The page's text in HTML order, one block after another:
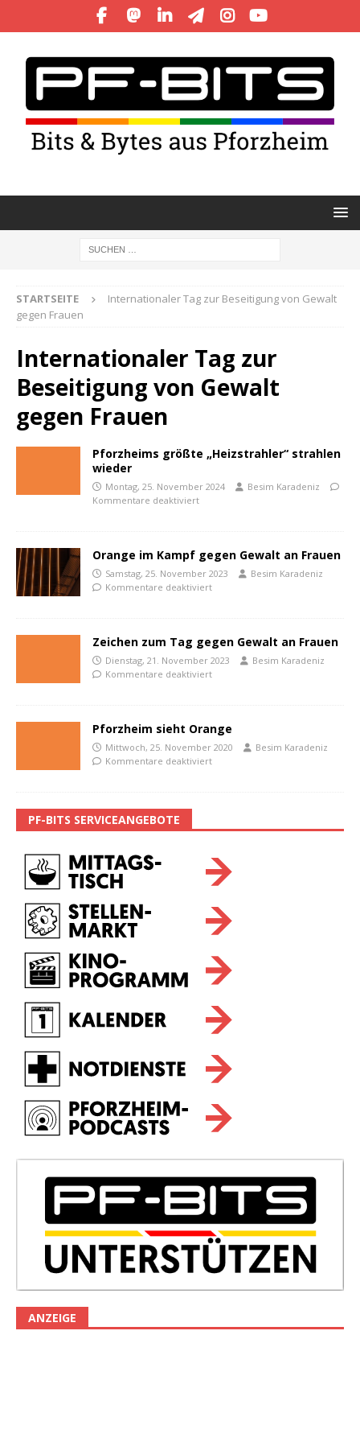
STARTSEITE
Internationaler Tag zur Beseitigung von Gewalt
gegen Frauen
Internationaler Tag zur
Beseitigung von Gewalt
gegen Frauen
Pforzheims größte „Heizstrahler“ strahlen
wieder
Montag, 25. November 2024
Besim Karadeniz
Kommentare deaktiviert
Orange im Kampf gegen Gewalt an Frauen
Samstag, 25. November 2023
Besim Karadeniz
Kommentare deaktiviert
Zeichen zum Tag gegen Gewalt an Frauen
Dienstag, 21. November 2023
Besim Karadeniz
Kommentare deaktiviert
Pforzheim sieht Orange
Mittwoch, 25. November 2020
Besim Karadeniz
Kommentare deaktiviert
PF-BITS SERVICEANGEBOTE
ANZEIGE